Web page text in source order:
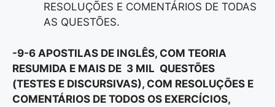
RESOLUÇÕES E COMENTÁRIOS DE TODAS
AS QUESTÕES.
-9-6 APOSTILAS DE INGLÊS, COM TEORIA
RESUMIDA E MAIS DE 3 MIL QUESTÕES
(TESTES E DISCURSIVAS), COM RESOLUÇÕES E
COMENTÁRIOS DE TODOS OS EXERCÍCIOS,